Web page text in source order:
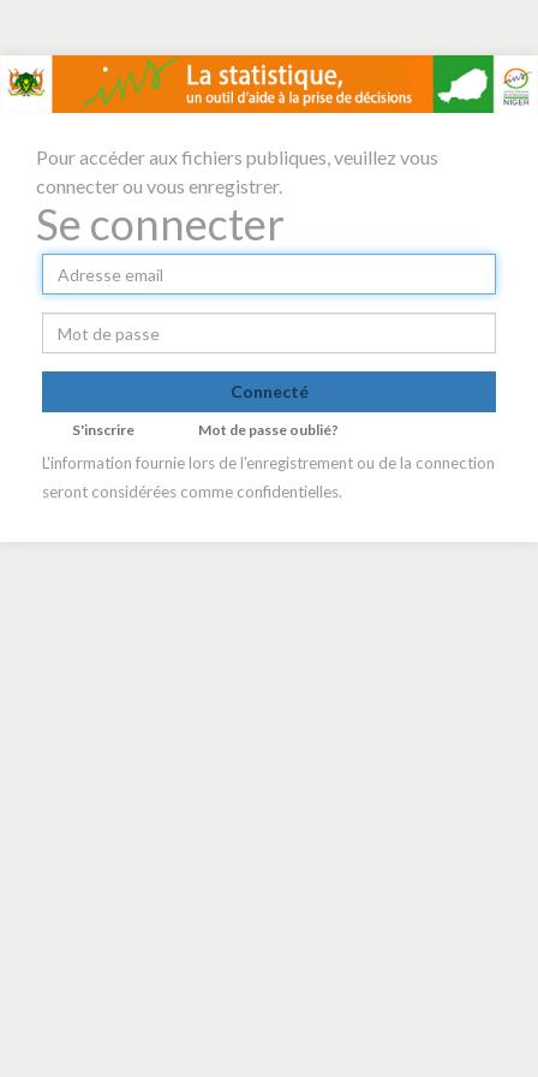
Pour accéder aux fichiers publiques, veuillez vous
connecter ou vous enregistrer.
Se connecter
S'inscrire Mot de passe oublié?
L'information fournie lors de l'enregistrement ou de la connection
seront considérées comme confidentielles.